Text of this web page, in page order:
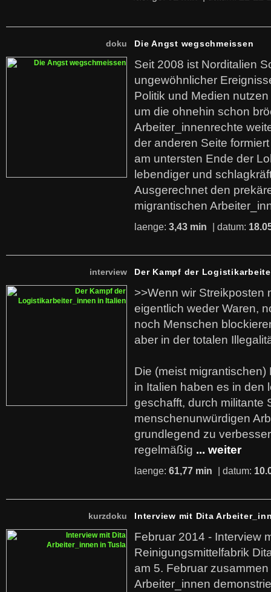
doku Die Angst wegschmeissen
Seit 2008 ist Norditalien
ungewöhnlicher
Politik und Medien
um die ohnehin schon
Arbeiter_innenrechte
der anderen Seite
am untersten Ende der
lebendiger und
Ausgerechnet den
migrantischen
laenge: 3,43 min | datum:
interview Der Kampf der
>>Wenn wir Streikposten
eigentlich weder Waren,
noch Menschen
aber in der totalen
Die (meist
in Italien haben es in den
geschafft, durch militante
menschenunwürdigen
grundlegend zu
regelmäßig ... weiter
laenge: 61,77 min | datum:
kurzdoku Interview mit Dita
Februar 2014 - Interview
Reinigungsmittelfabrik
am 5. Februar
Arbeiter_innen